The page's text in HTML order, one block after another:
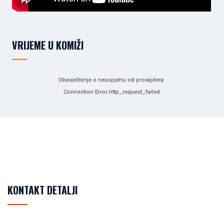
VRIJEME U KOMIŽI
Obavještenje o neuspjehu od provajdera:
Connection Error:http_request_failed
KONTAKT DETALJI